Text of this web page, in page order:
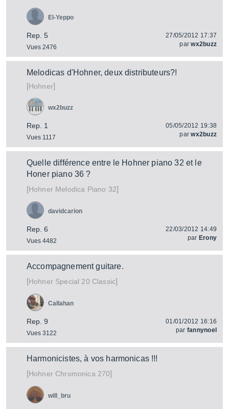
Rep. 5
Vues 2476
El-Yeppo
27/05/2012 17:37
parwx2buzz
Melodicas d'Hohner, deux distributeurs?!
[Hohner]
Rep. 1
Vues 1117
wx2buzz
05/05/2012 19:38
parwx2buzz
Quelle différence entre le Hohner piano 32 et le
Honer piano 36 ?
[HohnerMelodica Piano 32]
Rep. 6
Vues 4482
davidcarion
22/03/2012 14:49
par Erony
Accompagnement guitare.
[HohnerSpecial 20 Classic]
Rep. 9
Vues 3122
Callahan
01/01/2012 16:16
par fannynoel
Harmonicistes, à vos harmonicas !!!
[HohnerChromonica 270]
will_bru